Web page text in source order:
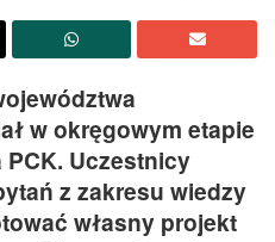
w okręgowym etapie
Uczestnicy
z zakresu wiedzy
własny projekt